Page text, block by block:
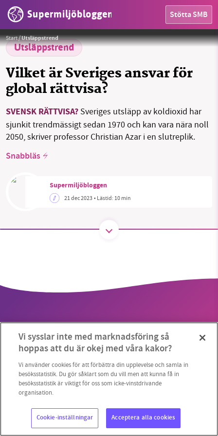
Supermiljöbloggen Stötta SMB
OMRÅDEN
MILJÖFAKTA
OM OSS
Sök Sparade inlägg Tipsa oss
Threads
Start/Utsläppstrend
Utsläppstrend
Vilket är Sveriges ansvar för
global rättvisa?
SVENSK RÄTTVISA? Sveriges utsläpp av koldioxid har
sjunkit trendmässigt sedan 1970 och kan vara nära noll
2050, skriver professor Christian Azar i en slutreplik.
Snabbläs
Supermiljöbloggen
21 dec 2023• Lästid: 10 min
Chalmers tekniska högskola, Erik WallnerFoto: Chalmers
Copyright 2023 © Supermiljöbloggen
SMB kämpar för en hållbar framtid. Sedan
starten 2010 har vår ideella redaktion drivit
miljödebatten framåt genom
nyhetsbevakning och granskningar. Nu vill vi
vill hjälpa oss.
Stötta vårt arbete genom att swisha en slant till
Vi sysslar inte med marknadsföring så
hoppas att du är okej med våra kakor?
Vi använder cookies för att förbättra din upplevelse och samla in
besöksstatistik. Du gör såklart som du vill men att kunna få in
besöksstatistik är viktigt för oss som icke-vinstdrivande
organisation.
Cookie-inställningar Acceptera alla cookies